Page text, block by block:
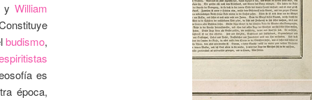
yWilliam
budismo,
es
época,